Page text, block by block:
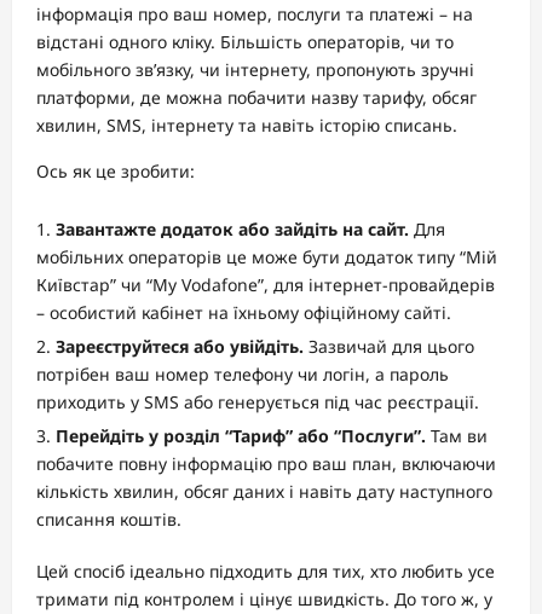
інформація про ваш номер, послуги та платежі – на
відстані одного кліку. Більшість операторів, чи то
мобільного зв’язку, чи інтернету, пропонують зручні
платформи, де можна побачити назву тарифу, обсяг
хвилин, SMS, інтернету та навіть історію списань.
Ось як це зробити:
Завантажте додаток або зайдіть на сайт. Для
мобільних операторів це може бути додаток типу “Мій
Київстар” чи “My Vodafone”, для інтернет-провайдерів
– особистий кабінет на їхньому офіційному сайті.
Зареєструйтеся або увійдіть. Зазвичай для цього
потрібен ваш номер телефону чи логін, а пароль
приходить у SMS або генерується під час реєстрації.
Перейдіть у розділ “Тариф” або “Послуги”. Там ви
побачите повну інформацію про ваш план, включаючи
кількість хвилин, обсяг даних і навіть дату наступного
списання коштів.
Цей спосіб ідеально підходить для тих, хто любить усе
тримати під контролем і цінує швидкість. До того ж, у